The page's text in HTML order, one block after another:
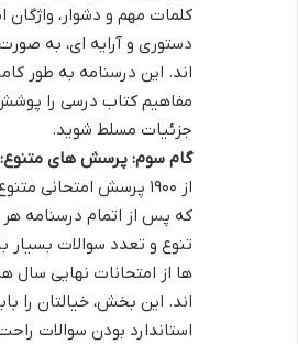
کلمات مهم و دشوار، واژگان
دستوری و آرایه ای، به
اند. این درسنامه به طور
مفاهیم کتاب درسی را
جزئیات مسلط شوید.
گام سوم: پرسش های متنوع:
از ۱۹۰۰ پرسش امتحانی
که پس از اتمام درسنامه
تنوع و تعدد سوالات بسیار
ها از امتحانات نهایی سال
اند. این بخش، خیالتان را
استاندارد بودن سوالات